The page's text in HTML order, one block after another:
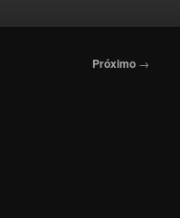
Próximo →